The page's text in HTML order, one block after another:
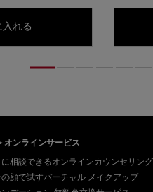
入れる
オンラインサービス
に相談できるオンラインカウンセリング
の顔で試すバーチャル メイクアップ